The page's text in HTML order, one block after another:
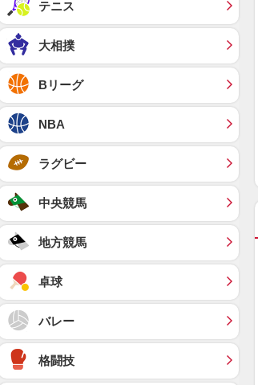
テニス
大相撲
Bリーグ
NBA
ラグビー
中央競馬
地方競馬
卓球
バレー
格闘技